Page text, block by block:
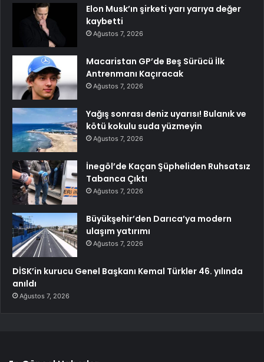
Elon Musk’ın şirketi yarı yarıya değer
kaybetti
Ağustos 7, 2026
Macaristan GP’de Beş Sürücü İlk
Antrenmanı Kaçıracak
Ağustos 7, 2026
Yağış sonrası deniz uyarısı! Bulanık ve
kötü kokulu suda yüzmeyin
Ağustos 7, 2026
İnegöl’de Kaçan Şüpheliden Ruhsatsız
Tabanca Çıktı
Ağustos 7, 2026
Büyükşehir’den Darıca’ya modern
ulaşım yatırımı
Ağustos 7, 2026
DİSK’in kurucu Genel Başkanı Kemal Türkler 46. yılında
anıldı
Ağustos 7, 2026